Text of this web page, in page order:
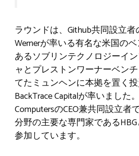
ラウンドは、Github共同設立者
Wernerが率いる有名な米国の
あるソブリンテクノロジーイ
ャとプレストンワーナーベン
てたミュンヘンに本拠を置く
BackTrace Capitalが率いました
ComputersのCEO兼共同設立者
分野の主要な専門家であるHBG
参加しています。